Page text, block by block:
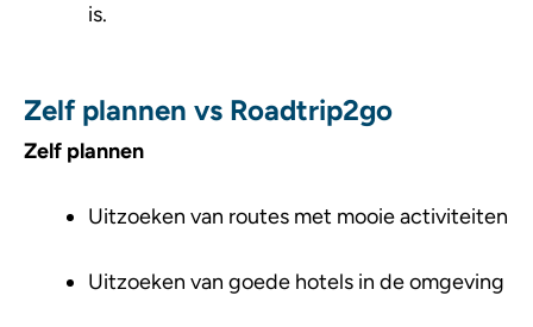
is.
Zelf plannen vs Roadtrip2go
Zelf plannen
Uitzoeken van routes met mooie activiteiten
Uitzoeken van goede hotels in de omgeving